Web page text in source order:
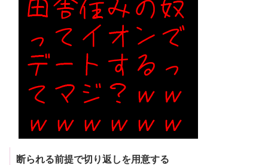
断られる前提で切り返しを用意する